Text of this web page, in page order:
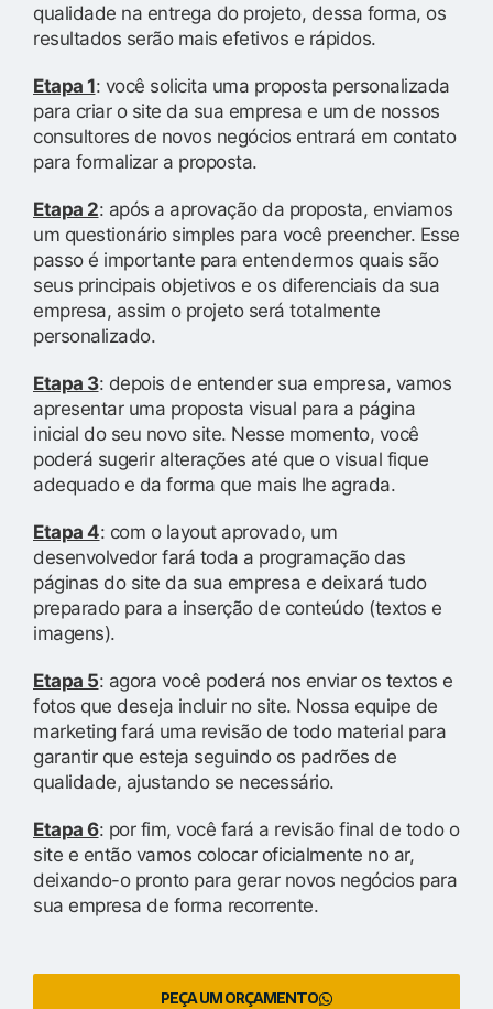
qualidade na entrega do projeto, dessa forma, os
resultados serão mais efetivos e rápidos.
Etapa 1: você solicita uma proposta personalizada
para criar o site da sua empresa e um de nossos
consultores de novos negócios entrará em contato
para formalizar a proposta.
Etapa 2: após a aprovação da proposta, enviamos
um questionário simples para você preencher. Esse
passo é importante para entendermos quais são
seus principais objetivos e os diferenciais da sua
empresa, assim o projeto será totalmente
personalizado.
Etapa 3: depois de entender sua empresa, vamos
apresentar uma proposta visual para a página
inicial do seu novo site. Nesse momento, você
poderá sugerir alterações até que o visual fique
adequado e da forma que mais lhe agrada.
Etapa 4: com o layout aprovado, um
desenvolvedor fará toda a programação das
páginas do site da sua empresa e deixará tudo
preparado para a inserção de conteúdo (textos e
imagens).
Etapa 5: agora você poderá nos enviar os textos e
fotos que deseja incluir no site. Nossa equipe de
marketing fará uma revisão de todo material para
garantir que esteja seguindo os padrões de
qualidade, ajustando se necessário.
Etapa 6: por fim, você fará a revisão final de todo o
site e então vamos colocar oficialmente no ar,
deixando-o pronto para gerar novos negócios para
sua empresa de forma recorrente.
PEÇA UM ORÇAMENTO